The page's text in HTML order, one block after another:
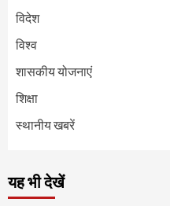
विदेश
विश्व
शासकीय योजनाएं
शिक्षा
स्थानीय खबरें
यह भी देखें